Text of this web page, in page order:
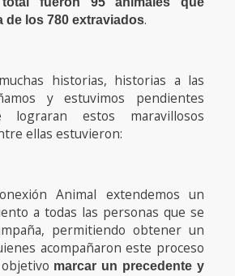
de los 780 extraviados.
historias, historias a las
y estuvimos pendientes
estos maravillosos
ellas estuvieron:
Animal extendemos un
a todas las personas que se
permitiendo obtener un
acompañaron este proceso
marcar un precedente y